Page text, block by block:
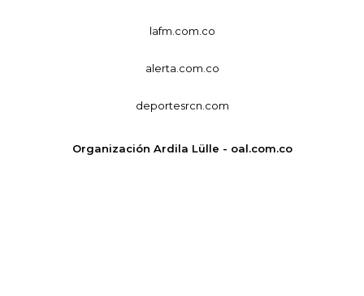
lafm.com.co
alerta.com.co
deportesrcn.com
Organización Ardila Lülle - oal.com.co